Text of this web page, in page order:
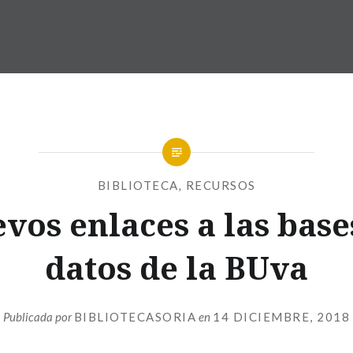
BIBLIOTECA, RECURSOS
enlaces a las
datos de la BUva
Publicada porBIBLIOTECASORIA en 14 DICIEMBRE, 2018